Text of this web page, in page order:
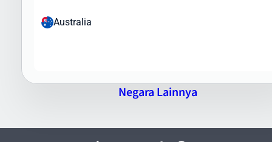
Anda memenuhi semua persyaratan bea cukai dan regulasi impor
Kepulauan Mariana via Intrasia.id
Mengapa memilih Intrasia.id untuk pengiriman barang ke
Australia
Negara Lainnya